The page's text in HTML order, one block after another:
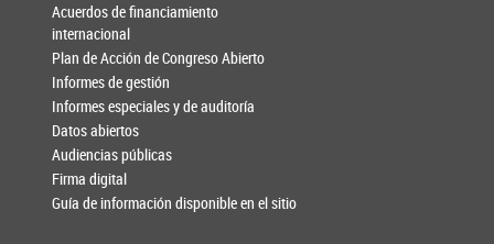
Acuerdos de financiamiento
internacional
Plan de Acción de Congreso Abierto
Informes de gestión
Informes especiales y de auditoría
Datos abiertos
Audiencias públicas
Firma digital
Guía de información disponible en el sitio